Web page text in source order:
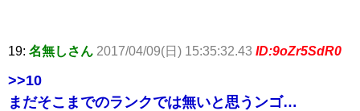
19: 名無しさん 2017/04/09(日) 15:35:32.43 ID:9oZr5SdR0
>>10
まだそこまでのランクでは無いと思うンゴ…